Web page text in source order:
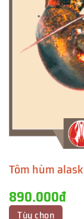
Tôm hùm
890.000đ
Tùy chọn